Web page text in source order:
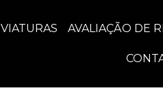
VIATURAS AVALIAÇÃO DE